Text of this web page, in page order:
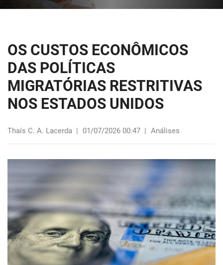
OS CUSTOS ECONÔMICOS
DAS POLÍTICAS
MIGRATÓRIAS RESTRITIVAS
NOS ESTADOS UNIDOS
Thaís C. A. Lacerda | 01/07/2026 00:47 | Análises